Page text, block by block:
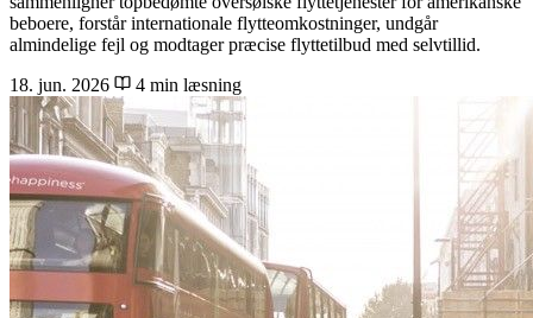
beboere, forstår internationale flytteomkostninger, undgår
almindelige fejl og modtager præcise flyttetilbud med selvtillid.
18. jun. 2026
4 min læsning